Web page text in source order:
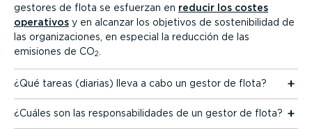
gestores de flota se esfuerzan en reducir los costes
operativos y en alcanzar los objetivos de soste­ni­bi­lidad de
las organi­za­ciones, en especial la reducción de las
emisiones de CO2
¿Qué tareas (diarias) lleva a cabo un gestor de flota?
¿Cuáles son las respon­sa­bi­li­dades de un gestor de flota?